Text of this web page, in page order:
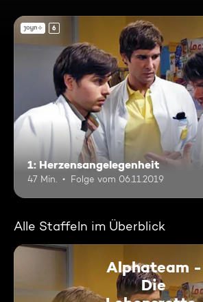
6
1: Herzensangelegenheit
47 Min. Folge vom 06.11.2019
Alle Staffeln im Überblick
Alphateam -
Die